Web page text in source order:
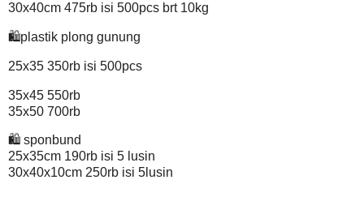
30x40cm 475rb isi 500pcs brt 10kg
🛍plastik plong gunung
25x35 350rb isi 500pcs
35x45 550rb
35x50 700rb
🛍 sponbund
25x35cm 190rb isi 5 lusin
30x40x10cm 250rb isi 5lusin